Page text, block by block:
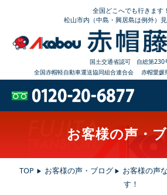
全国どこへでも行きます！
松山市内（中島・興居島は例外）見
国土交通省認可 自総第230
全国赤帽軽自動車運送協同組合連合会
赤帽愛媛
お客様の声・
TOP ▶ お客様の声・ブログ ▶ お客様の声
す！